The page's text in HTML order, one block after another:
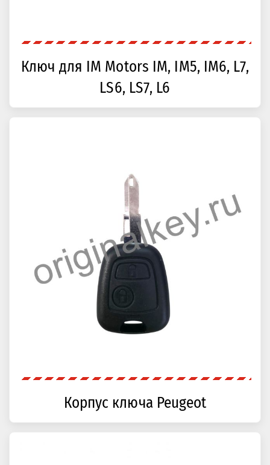
Ключ для IM Motors IM, IM5, IM6, L7,
LS6, LS7, L6
Корпус ключа Peugeot